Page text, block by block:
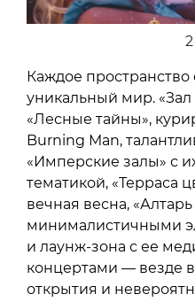
Каждое
уникальный мир.
«Лесные тайны»,
Burning Man,
«Имперские залы» с
тематикой, «Терраса
вечная весна,
минималистичными
и лаунж-зона с ее
концертами — везде
открытия и